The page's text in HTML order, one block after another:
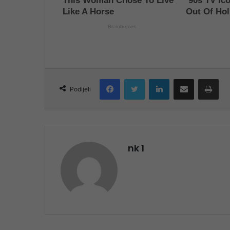
Podijeli
FacebookTwitter LinkedInShare via Email
nk 1